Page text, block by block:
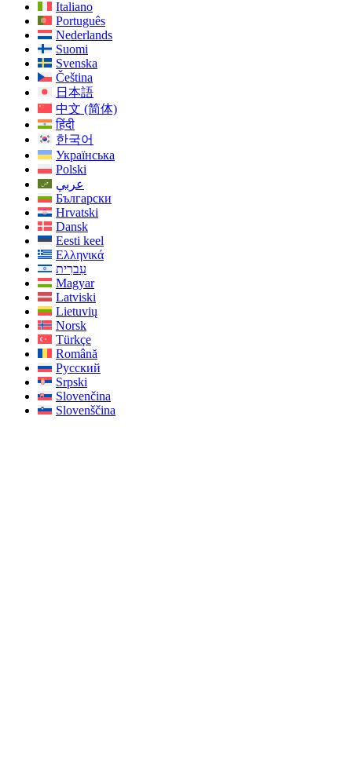
Italiano
Português
Nederlands
Suomi
Svenska
Čeština
日本語
中文 (简体)
हिंदी
한국어
Українська
Polski
عربي
Български
Hrvatski
Dansk
Eesti keel
Ελληνικά
עִברִית
Magyar
Latviski
Lietuvių
Norsk
Türkçe
Română
Русский
Srpski
Slovenčina
Slovenščina